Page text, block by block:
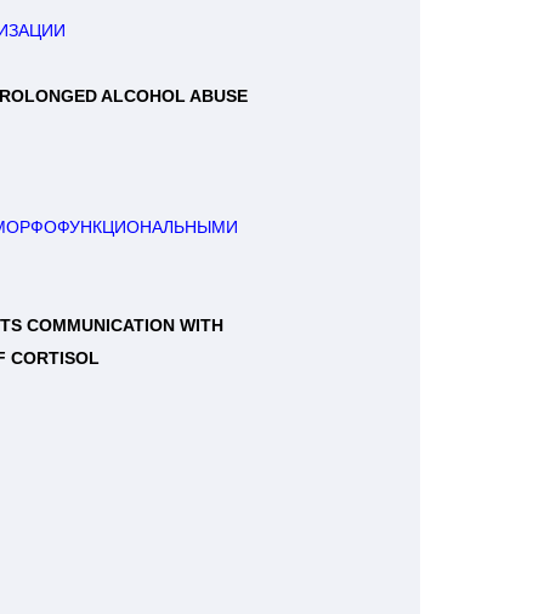
ALCOHOL ABUSE
COMMUNICATION WITH
CORTISOL